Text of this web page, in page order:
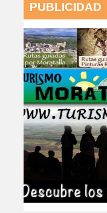
PUBLICIDAD